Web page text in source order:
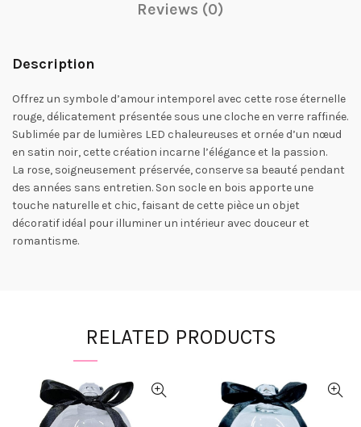
Reviews (0)
Description
Offrez un symbole d’amour intemporel avec cette rose éternelle
rouge, délicatement présentée sous une cloche en verre raffinée.
Sublimée par de lumières LED chaleureuses et ornée d’un nœud
en satin noir, cette création incarne l’élégance et la passion.
La rose, soigneusement préservée, conserve sa beauté pendant
des années sans entretien. Son socle en bois apporte une
touche naturelle et chic, faisant de cette pièce un objet
décoratif idéal pour illuminer un intérieur avec douceur et
romantisme.
RELATED PRODUCTS